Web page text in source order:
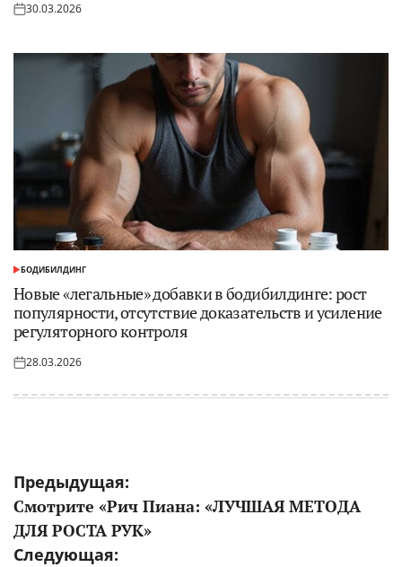
Опубликовано
30.03.2026
ОПУБЛИКОВАНО
В
БОДИБИЛДИНГ
Новые «легальные» добавки в бодибилдинге: рост
популярности, отсутствие доказательств и усиление
регуляторного контроля
Опубликовано
28.03.2026
Навигация
по
записям
Предыдущая:
Смотрите «Рич Пиана: «ЛУЧШАЯ МЕТОДА
ДЛЯ РОСТА РУК»
Следующая: